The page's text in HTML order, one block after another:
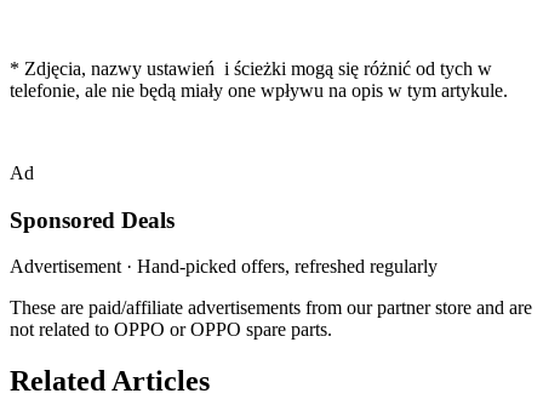
* Zdjęcia, nazwy ustawień i ścieżki mogą się różnić od tych w
telefonie, ale nie będą miały one wpływu na opis w tym artykule.
Ad
Sponsored Deals
Advertisement · Hand-picked offers, refreshed regularly
These are paid/affiliate advertisements from our partner store and are
not related to OPPO or OPPO spare parts.
Related Articles